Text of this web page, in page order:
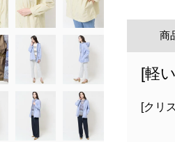
商
[軽
[クリ